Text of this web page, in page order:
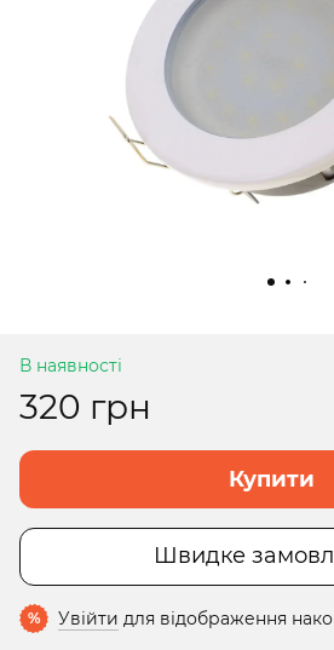
В наявності
320 грн
Купити
Швидке
% Увійти для відображення